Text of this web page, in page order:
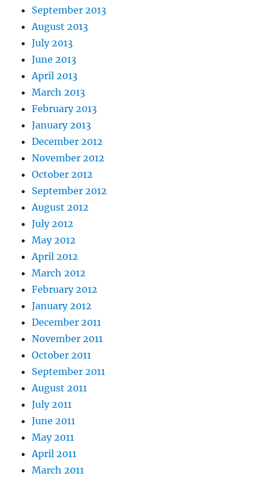
September 2013
August 2013
July 2013
June 2013
April 2013
March 2013
February 2013
January 2013
December 2012
November 2012
October 2012
September 2012
August 2012
July 2012
May 2012
April 2012
March 2012
February 2012
January 2012
December 2011
November 2011
October 2011
September 2011
August 2011
July 2011
June 2011
May 2011
April 2011
March 2011